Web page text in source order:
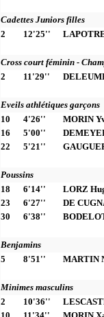
Cadettes Juniors filles
2
12'25''
Cross court féminin -
2
11'29''
Eveils athlétiques garçons
10
4'26'' MORIN
16
5'00''
22
5'21''
Poussins
18
6'14'' LORZ
23
6'27'' DE
30
6'38''
Benjamins
5
8'51'' MARTIN
Minimes masculins
2
10'36''